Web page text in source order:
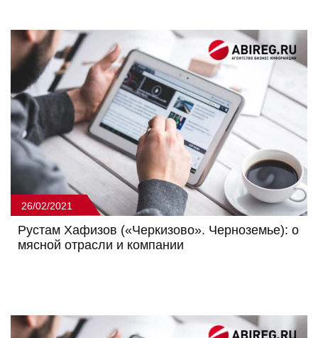
26/02/2021
Рустам Хафизов («Черкизово». Черноземье): о
мясной отрасли и компании